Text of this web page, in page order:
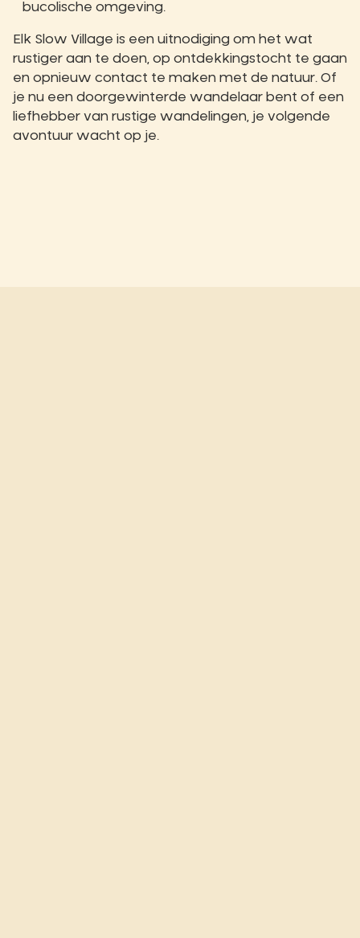
bucolische omgeving.
Elk Slow Village is een uitnodiging om het wat
rustiger aan te doen, op ontdekkingstocht te gaan
en opnieuw contact te maken met de natuur. Of
je nu een doorgewinterde wandelaar bent of een
liefhebber van rustige wandelingen, je volgende
avontuur wacht op je.